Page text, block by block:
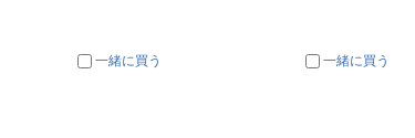
一緒に買う 一緒に買う